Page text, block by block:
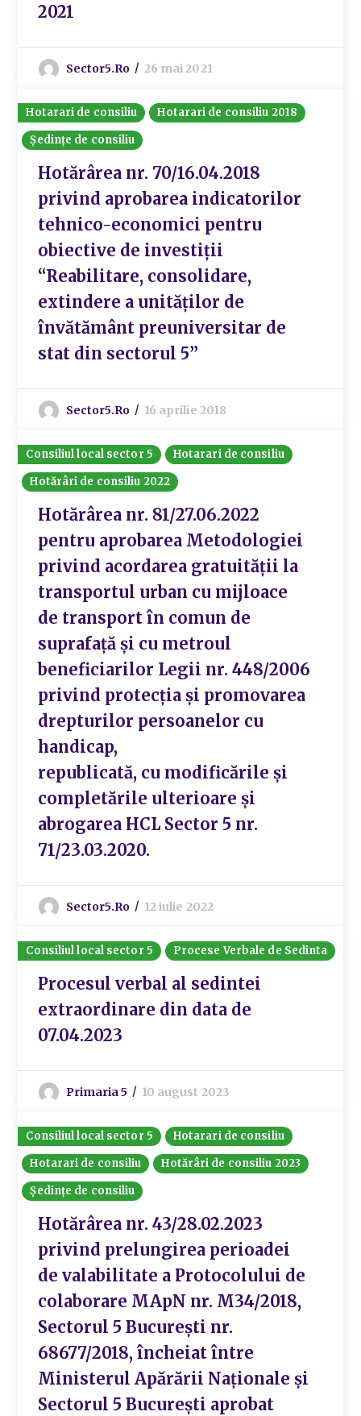
2021
Sector5.ro 26 mai 2021
Hotarari de consiliu
Hotarari de consiliu 2018
Ședințe de consiliu
Hotărârea nr. 70/16.04.2018
privind aprobarea indicatorilor
tehnico-economici pentru
obiective de investiții
“Reabilitare, consolidare,
extindere a unităților de
învătământ preuniversitar de
stat din sectorul 5”
Sector5.ro 16 aprilie 2018
Consiliul local sector 5
Hotarari de consiliu
Hotărâri de consiliu 2022
Hotărârea nr. 81/27.06.2022
pentru aprobarea Metodologiei
privind acordarea gratuităţii la
transportul urban cu mijloace
de transport în comun de
suprafaţă şi cu metroul
beneficiarilor Legii nr. 448/2006
privind protecţia şi promovarea
drepturilor persoanelor cu
handicap,
republicată, cu modificările şi
completările ulterioare și
abrogarea HCL Sector 5 nr.
71/23.03.2020.
Sector5.ro 12 iulie 2022
Consiliul local sector 5 Procese Verbale de Sedinta
Procesul verbal al sedintei
extraordinare din data de
07.04.2023
Primaria 5 10 august 2023
Consiliul local sector 5
Hotarari de consiliu
Hotarari de consiliu
Hotărâri de consiliu 2023
Ședințe de consiliu
Hotărârea nr. 43/28.02.2023
privind prelungirea perioadei
de valabilitate a Protocolului de
colaborare MApN nr. M34/2018,
Sectorul 5 București nr.
68677/2018, încheiat între
Ministerul Apărării Naționale și
Sectorul 5 București aprobat